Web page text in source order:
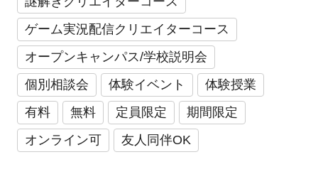
ゲーム実況配信クリエイターコース
オープンキャンパス/学校説明会
個別相談会
体験イベント
体験授業
有料
無料 定員限定
期間限定
オンライン可
友人同伴OK